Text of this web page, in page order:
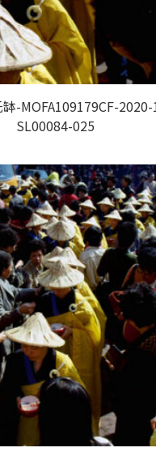
-MOFA109179CF-
SL00084-025